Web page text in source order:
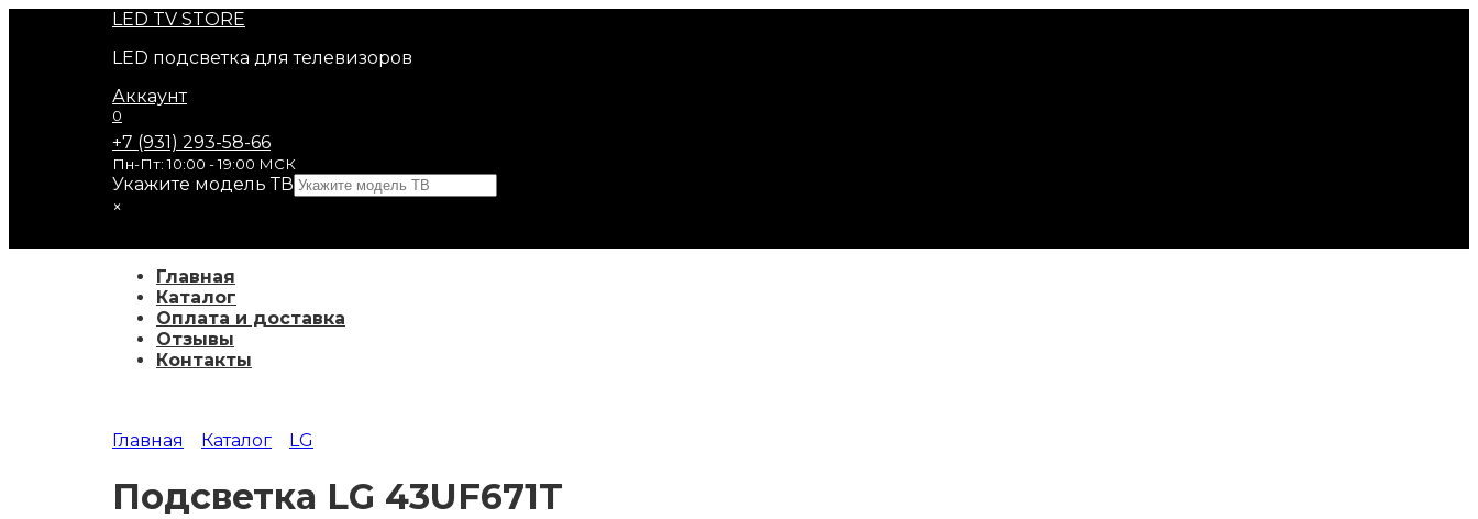
содержанию
LED TV STORE
LED подсветка для телевизоров
Аккаунт
0
+7 (931) 293-58-66
Пн-Пт: 10:00 - 19:00 МСК
Укажите модель ТВ
×
Главная
Каталог
Оплата и доставка
Отзывы
Контакты
Главная Каталог LG
Подсветка LG 43UF671T